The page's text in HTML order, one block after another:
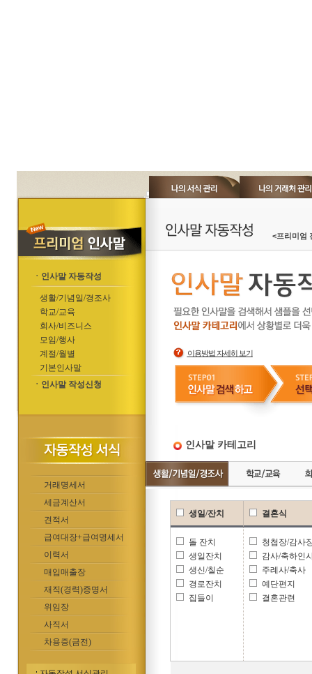
ㆍ인사말 자동작성
생활/기념일/경조사
학교/교육
회사/비즈니스
모임/행사
계절/월별
기본인사말
ㆍ인사말 작성신청
거래명세서
세금계산서
견적서
급여대장+급여명세서
이력서
매입매출장
재직(경력)증명서
위임장
사직서
차용증(금전)
<프리미엄
이용방법 자세히 보기
인사말 카테고리
생일/잔치
돌 잔치
생일잔치
생신/칠순
경로잔치
집들이
결혼식
청첩장/감사
감사/축하인
주례사/축사
예단편지
결혼관련